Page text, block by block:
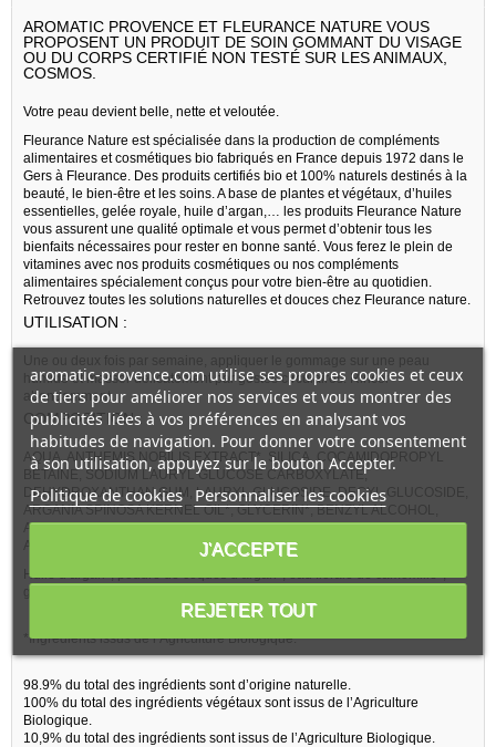
AROMATIC PROVENCE ET FLEURANCE NATURE VOUS
PROPOSENT UN PRODUIT DE SOIN GOMMANT DU VISAGE
OU DU CORPS CERTIFIÉ NON TESTÉ SUR LES ANIMAUX,
COSMOS.
Votre peau devient belle, nette et veloutée.
Fleurance Nature est spécialisée dans la production de compléments
alimentaires et cosmétiques bio fabriqués en France depuis 1972 dans le
Gers à Fleurance. Des produits certifiés bio et 100% naturels destinés à la
beauté, le bien-être et les soins. A base de plantes et végétaux, d’huiles
essentielles, gelée royale, huile d’argan,… les produits Fleurance Nature
vous assurent une qualité optimale et vous permet d’obtenir tous les
bienfaits nécessaires pour rester en bonne santé. Vous ferez le plein de
vitamines avec nos produits cosmétiques ou nos compléments
alimentaires spécialement conçus pour votre bien-être au quotidien.
Retrouvez toutes les solutions naturelles et douces chez Fleurance nature.
UTILISATION :
Une ou deux fois par semaine, appliquer le gommage sur une peau
humide et masser délicatement par gestes circulaires. Rincer
abondamment.
COMPOSITION :
AQUA, ANTHEMIS NOBILIS EXTRACT*, SILICA, COCAMIDOPROPYL
BETAINE, SODIUM LAURYL GLUCOSE CARBOXYLATE,
DEHYDROXANTHAN GUM, LAURYL GLUCOSIDE, DECYL GLUCOSIDE,
ARGANIA SPINOSA KERNEL OIL*, GLYCERIN*, BENZYL ALCOHOL,
ARGANIA SPINOSA SHELL POWDER*, PARFUM, DEHYDROACETIC
ACID, SORBIC ACID, LIMONENE, CITRONELLOL, CI 77491, MICA.
Huile d’argan*, poudre de coques d’argan*, eau florale de camomille*,
*Ingrédients issus de l’Agriculture Biologique.
98.9% du total des ingrédients sont d’origine naturelle.
100% du total des ingrédients végétaux sont issus de l’Agriculture
Biologique.
10,9% du total des ingrédients sont issus de l’Agriculture Biologique.
aromatic-provence.com utilise ses propres cookies et ceux
de tiers pour améliorer nos services et vous montrer des
publicités liées à vos préférences en analysant vos
habitudes de navigation. Pour donner votre consentement
à son utilisation, appuyez sur le bouton Accepter.
Politique de cookies Personnaliser les cookies
REJETER TOUT
J'ACCEPTE